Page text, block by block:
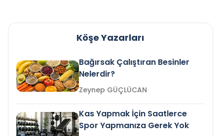
Köşe Yazarları
Bağırsak Çalıştıran Besinler
Nelerdir?
Zeynep GÜÇLÜCAN
Kas Yapmak İçin Saatlerce
Spor Yapmanıza Gerek Yok